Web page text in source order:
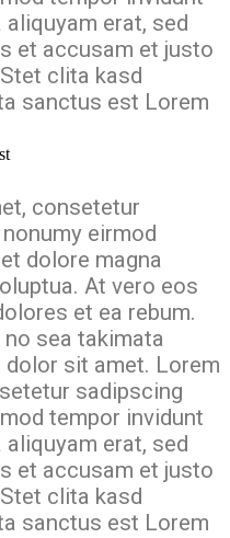
erat, sed
et accusam et justo
clita kasd
sanctus est Lorem
consetetur
eirmod
dolore magna
At vero eos
et ea rebum.
sea takimata
sit amet. Lorem
sadipscing
tempor invidunt
erat, sed
et accusam et justo
clita kasd
sanctus est Lorem